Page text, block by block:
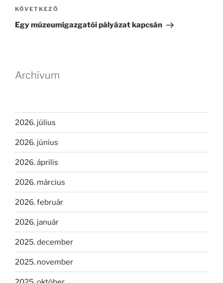
Következő
bejegyzés
KÖVETKEZŐ
Egy múzeumigazgatói pályázat kapcsán
Archívum
2026. július
2026. június
2026. április
2026. március
2026. február
2026. január
2025. december
2025. november